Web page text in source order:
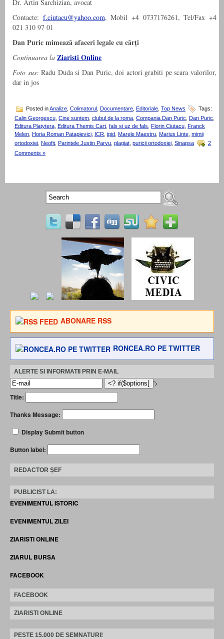
Dr. Artin Sarchizian, avocat
Contacte: f.ciutacu@yahoo.com, Mobil +4 0737176261, Tel/Fax +4
021 310 97 01
Dan Puric mimează afaceri legale cu cărţi
Continuarea la Ziaristi Online
Foto sus: Radu Duda si Dan Puric, doi actori grabiti pe scara valorilor,
dar in jos
Posted inAnalize Colimatorul Documentare Editoriale Top News
Tags:
Calin Georgescu Cine suntem clubul de la roma Compania Dan Puric Dan Puric
Editura Platytera Editura Themis Cart fals si uz de fals Florin Ciutacu Franck
Melen Horia Roman Patapievici ICR ipid Marele Maestru Marius Linte mimii
ortodoxiei Neofit Parintele Justin Parvu plagiat puricii ortodoxiei Sinapsa
2
Comments »
ABONARE RSS
RONCEA.RO PE TWITTER
ALERTE SI INFORMATII PRIN E-MAIL
'>
Title:
Thanks Message:
Display Submit button
Button label:
REDACTOR ȘEF
PUBLICIST LA:
EVENIMENTUL ISTORIC
EVENIMENTUL ZILEI
ZIARISTI ONLINE
ZIARUL BURSA
FACEBOOK
FACEBOOK
ZIARISTI ONLINE
PESTE 15.000 DE SEMNATURI!